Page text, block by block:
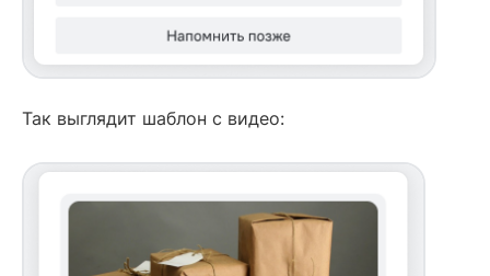
Так выглядит шаблон с видео: